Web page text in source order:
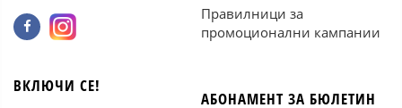
Правилници за
промоционални кампании
ВКЛЮЧИ СЕ!
АБОНАМЕНТ ЗА БЮЛЕТИН